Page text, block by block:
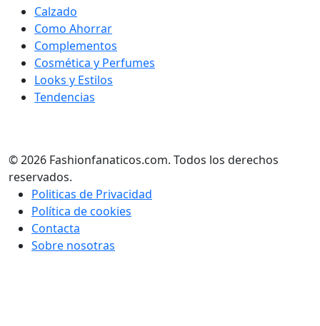
Calzado
Como Ahorrar
Complementos
Cosmética y Perfumes
Looks y Estilos
Tendencias
© 2026 Fashionfanaticos.com. Todos los derechos
reservados.
Politicas de Privacidad
Política de cookies
Contacta
Sobre nosotras